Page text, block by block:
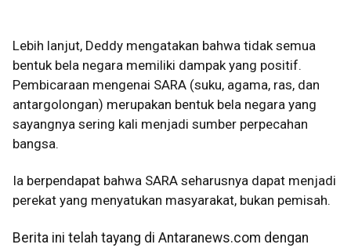
Lebih lanjut, Deddy mengatakan bahwa tidak semua
bentuk bela negara memiliki dampak yang positif.
Pembicaraan mengenai SARA (suku, agama, ras, dan
antargolongan) merupakan bentuk bela negara yang
sayangnya sering kali menjadi sumber perpecahan
bangsa.
Ia berpendapat bahwa SARA seharusnya dapat menjadi
perekat yang menyatukan masyarakat, bukan pemisah.
Berita ini telah tayang di Antaranews.com dengan